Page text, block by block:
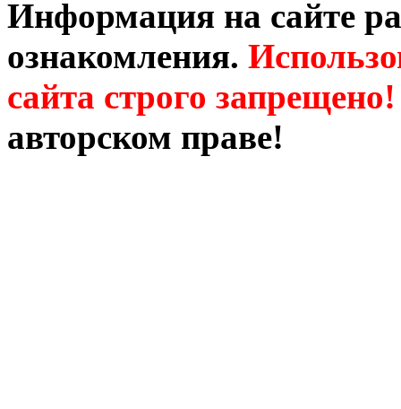
Информация на сайте
ознакомления.
сайта строго запрещено!
авторском праве!